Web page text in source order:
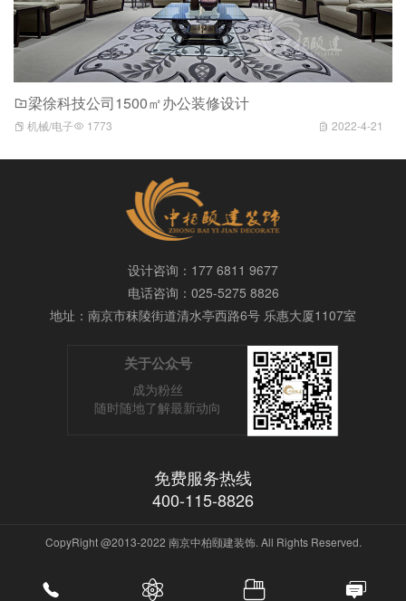
梁徐科技公司1500㎡办公装修设计
机械/电子 1773 2022-4-21
设计咨询：177 6811 9677
电话咨询：025-5275 8826
地址： 南京市秣陵街道清水亭西路6号 乐惠大厦1107室
关于公众号
成为粉丝
随时随地了解最新动向
免费服务热线
400-115-8826
CopyRight @2013-2022 南京中柏颐建装饰. All Rights Reserved.
   